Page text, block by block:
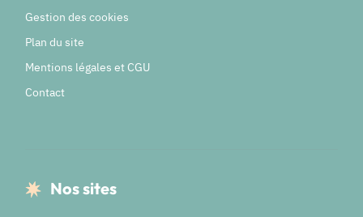
Gestion des cookies
Plan du site
Mentions légales et CGU
Contact
Nos sites